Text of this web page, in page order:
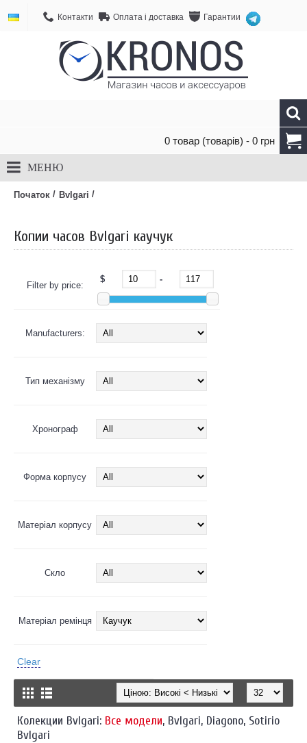
Контакти Оплата і доставка Гарантии
0 товар (товарів) - 0 грн
МЕНЮ
Початок / Bvlgari /
Копии часов Bvlgari каучук
Filter by price:
$ -
Manufacturers:
Тип механізму
Хронограф
Форма корпусу
Матеріал корпусу
Скло
Матеріал ремінця
Clear
Колекции Bvlgari: Все модели, Bvlgari, Diagono, Sotirio
Bvlgari